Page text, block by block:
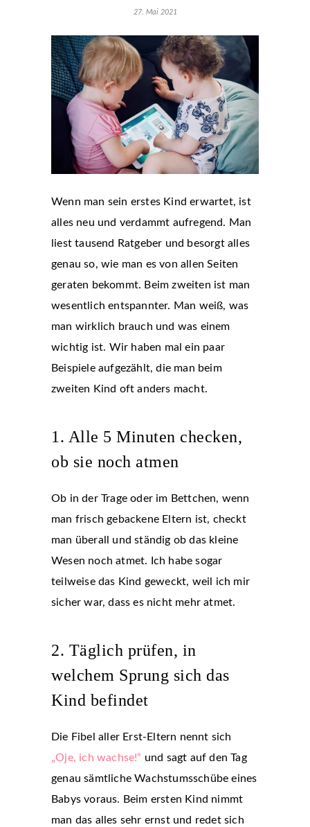
27. Mai 2021
Wenn man sein erstes Kind erwartet, ist
alles neu und verdammt aufregend. Man
liest tausend Ratgeber und besorgt alles
genau so, wie man es von allen Seiten
geraten bekommt. Beim zweiten ist man
wesentlich entspannter. Man weiß, was
man wirklich brauch und was einem
wichtig ist. Wir haben mal ein paar
Beispiele aufgezählt, die man beim
zweiten Kind oft anders macht.
1. Alle 5 Minuten checken,
ob sie noch atmen
Ob in der Trage oder im Bettchen, wenn
man frisch gebackene Eltern ist, checkt
man überall und ständig ob das kleine
Wesen noch atmet. Ich habe sogar
teilweise das Kind geweckt, weil ich mir
sicher war, dass es nicht mehr atmet.
2. Täglich prüfen, in
welchem Sprung sich das
Kind befindet
Die Fibel aller Erst-Eltern nennt sich
„Oje, ich wachse!“ und sagt auf den Tag
genau sämtliche Wachstumsschübe eines
Babys voraus. Beim ersten Kind nimmt
man das alles sehr ernst und redet sich